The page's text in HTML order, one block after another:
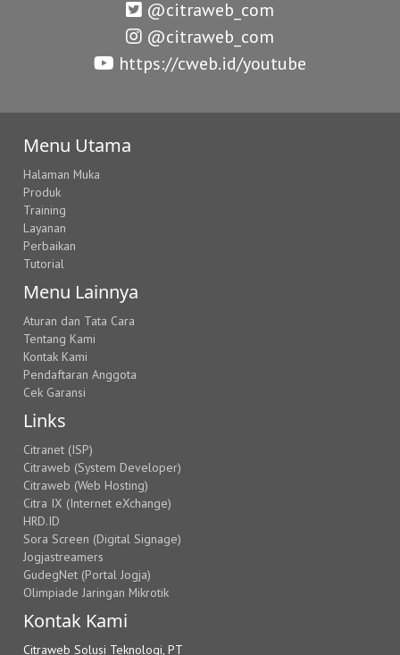
@citraweb_com
@citraweb_com
https://cweb.id/youtube
Menu Utama
Halaman Muka
Produk
Training
Layanan
Perbaikan
Tutorial
Menu Lainnya
Aturan dan Tata Cara
Tentang Kami
Kontak Kami
Pendaftaran Anggota
Cek Garansi
Links
Citranet (ISP)
Citraweb (System Developer)
Citraweb (Web Hosting)
Citra IX (Internet eXchange)
HRD.ID
Sora Screen (Digital Signage)
Jogjastreamers
GudegNet (Portal Jogja)
Olimpiade Jaringan Mikrotik
Kontak Kami
Citraweb Solusi Teknologi, PT